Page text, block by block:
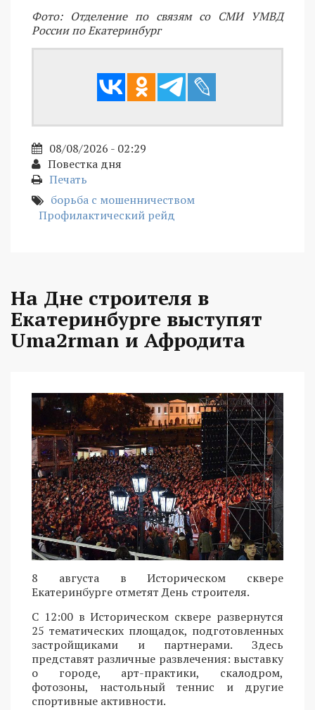
Фото: Отделение по связям со СМИ УМВД
России по Екатеринбург
08/08/2026 - 02:29
Повестка дня
Печать
борьба с мошенничеством
Профилактический рейд
На Дне строителя в
Екатеринбурге выступят
Uma2rman и Афродита
8 августа в Историческом сквере
Екатеринбурге отметят День строителя.
С 12:00 в Историческом сквере развернутся
25 тематических площадок, подготовленных
застройщиками и партнерами. Здесь
представят различные развлечения: выставку
о городе, арт-практики, скалодром,
фотозоны, настольный теннис и другие
спортивные активности.